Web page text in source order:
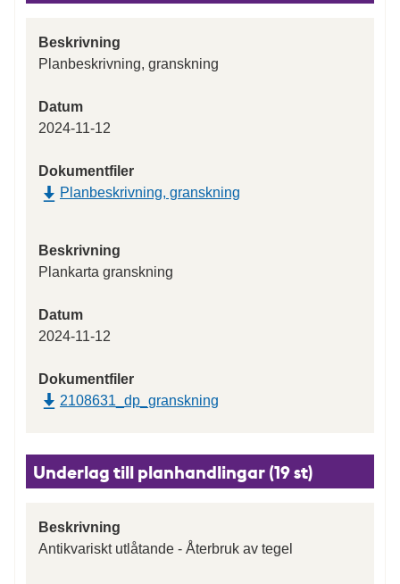
Beskrivning
Planbeskrivning, granskning
Datum
2024-11-12
Dokumentfiler
Planbeskrivning, granskning
Beskrivning
Plankarta granskning
Datum
2024-11-12
Dokumentfiler
2108631_dp_granskning
Underlag till planhandlingar (19 st)
Beskrivning
Antikvariskt utlåtande - Återbruk av tegel